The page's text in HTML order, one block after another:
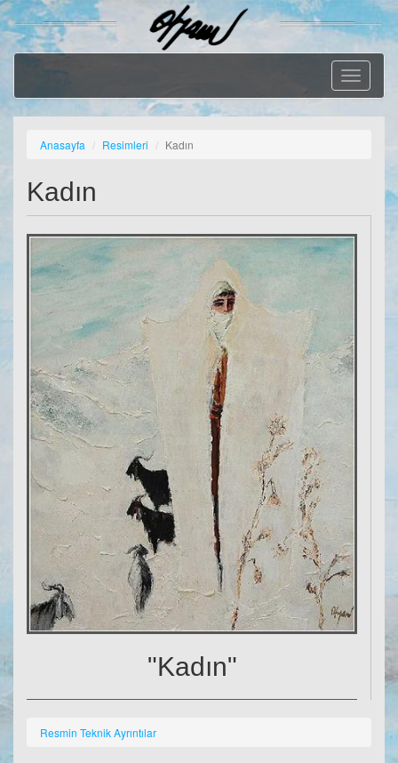
Geçiş
Menüsü
Anasayfa Resimleri Kadın
Kadın
"Kadın"
Resmin Teknik Ayrıntılar